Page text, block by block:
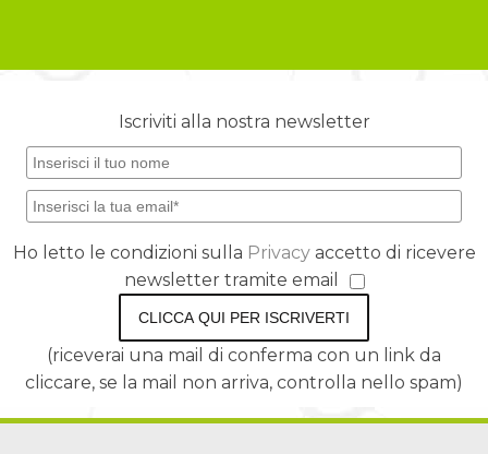
Iscriviti alla nostra newsletter
Ho letto le condizioni sulla Privacy accetto di ricevere
newsletter tramite email
CLICCA QUI PER ISCRIVERTI
(riceverai una mail di conferma con un link da
cliccare, se la mail non arriva, controlla nello spam)